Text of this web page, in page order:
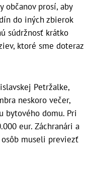
občanov prosí, aby
do iných zbierok
súdržnosť krátko
ktoré sme doteraz
Petržalke,
neskoro večer,
bytového domu. Pri
eur. Záchranári a
museli previezť